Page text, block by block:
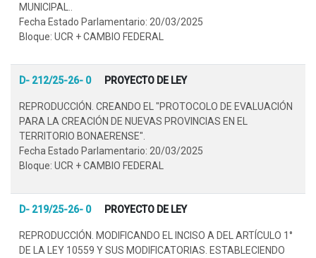
MUNICIPAL..
Fecha Estado Parlamentario: 20/03/2025
Bloque: UCR + CAMBIO FEDERAL
D- 212/25-26- 0 PROYECTO DE LEY
REPRODUCCIÓN. CREANDO EL "PROTOCOLO DE EVALUACIÓN
PARA LA CREACIÓN DE NUEVAS PROVINCIAS EN EL
TERRITORIO BONAERENSE".
Fecha Estado Parlamentario: 20/03/2025
Bloque: UCR + CAMBIO FEDERAL
D- 219/25-26- 0 PROYECTO DE LEY
REPRODUCCIÓN. MODIFICANDO EL INCISO A DEL ARTÍCULO 1°
DE LA LEY 10559 Y SUS MODIFICATORIAS. ESTABLECIENDO